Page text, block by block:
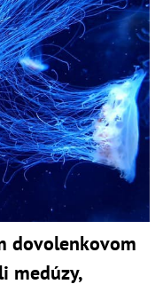
dovolenkovom
medúzy,